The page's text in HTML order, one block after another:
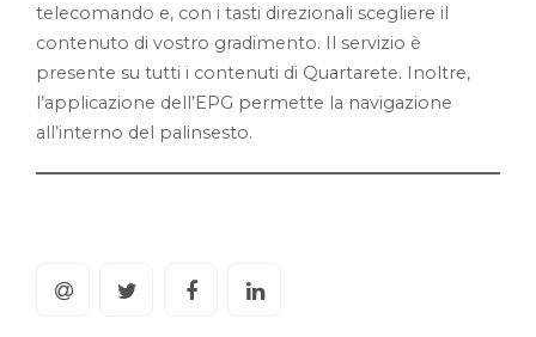
telecomando e, con i tasti direzionali scegliere il
contenuto di vostro gradimento. Il servizio è
presente su tutti i contenuti di Quartarete. Inoltre,
l’applicazione dell’EPG permette la navigazione
all’interno del palinsesto.